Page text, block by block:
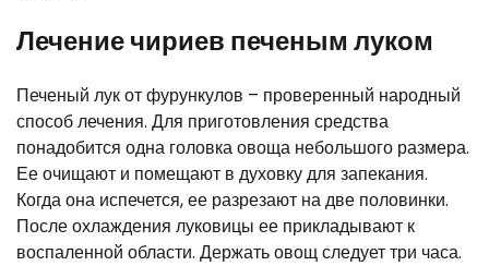
Лечение чириев печеным луком
Печеный лук от фурункулов – проверенный народный
способ лечения. Для приготовления средства
понадобится одна головка овоща небольшого размера.
Ее очищают и помещают в духовку для запекания.
Когда она испечется, ее разрезают на две половинки.
После охлаждения луковицы ее прикладывают к
воспаленной области. Держать овощ следует три часа.